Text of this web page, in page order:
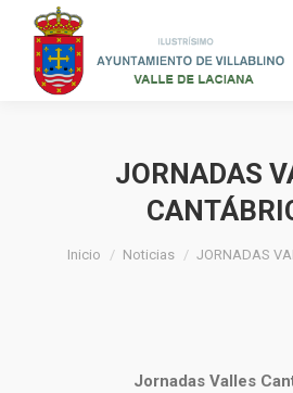
JORNADAS
Estás aquí:
Inicio Noticias JORNADAS
Jornadas Valles